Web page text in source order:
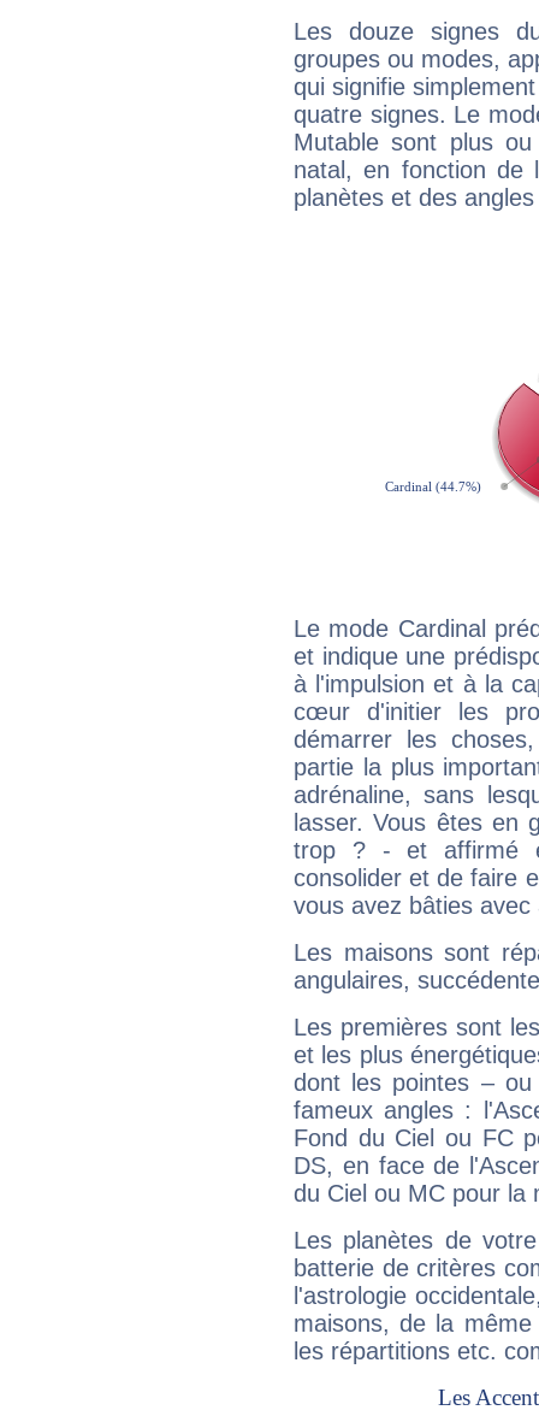
Les douze signes
groupes ou modes,
qui signifie
quatre signes. Le
Mutable sont plus
natal, en fonction de
planètes et des
Le mode Cardinal
et indique une
à l'impulsion et à la
cœur d'initier les
démarrer les
partie la plus
adrénaline, sans
lasser. Vous êtes en
trop ? - et affirmé
consolider et de faire
vous avez bâties avec
Les maisons sont
angulaires,
Les premières sont
et les plus
dont les pointes –
fameux angles :
Fond du Ciel ou FC
DS, en face de
du Ciel ou MC pour la
Les planètes de
batterie de critères
l'astrologie
maisons, de la
les répartitions etc.